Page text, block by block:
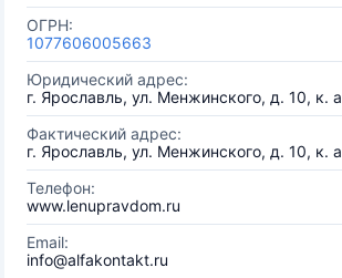
ОГРН:
1077606005663
Юридический адрес:
г. Ярославль, ул. Менжинского, д. 10, к. а
Фактический адрес:
г. Ярославль, ул. Менжинского, д. 10, к. а
Телефон:
www.lenupravdom.ru
Email:
info@alfakontakt.ru